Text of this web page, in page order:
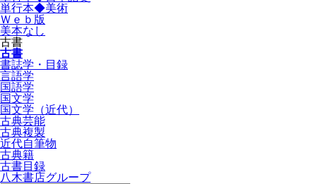
単行本◆美術
Ｗｅｂ版
美本なし
古書
古書
書誌学・目録
言語学
国語学
国文学
国文学（近代）
古典芸能
古典複製
近代自筆物
古典籍
古書目録
八木書店グループ